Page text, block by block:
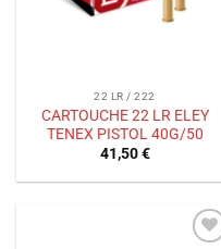
22 LR / 222
CARTOUCHE 22 LR ELEY
TENEX PISTOL 40G/50
41,50€